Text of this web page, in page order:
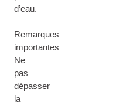
d’eau.
Remarques
importantes
Ne
pas
dépasser
la